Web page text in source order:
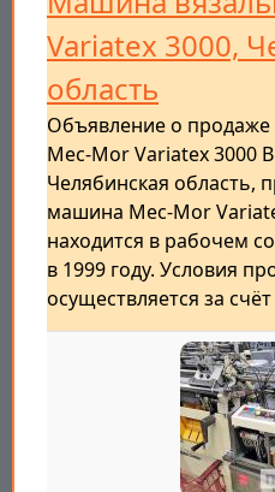
Variatex 3000,
область
Объявление о
Mec-Mor Variatex 3000
Челябинская область,
машина Mec-Mor
находится в рабочем
в 1999 году. Условия
осуществляется за